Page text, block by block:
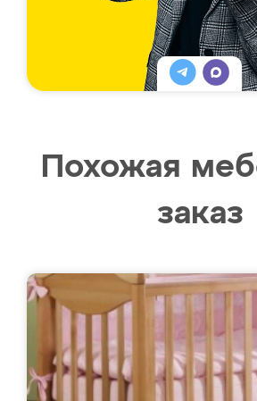
Похожая
заказ